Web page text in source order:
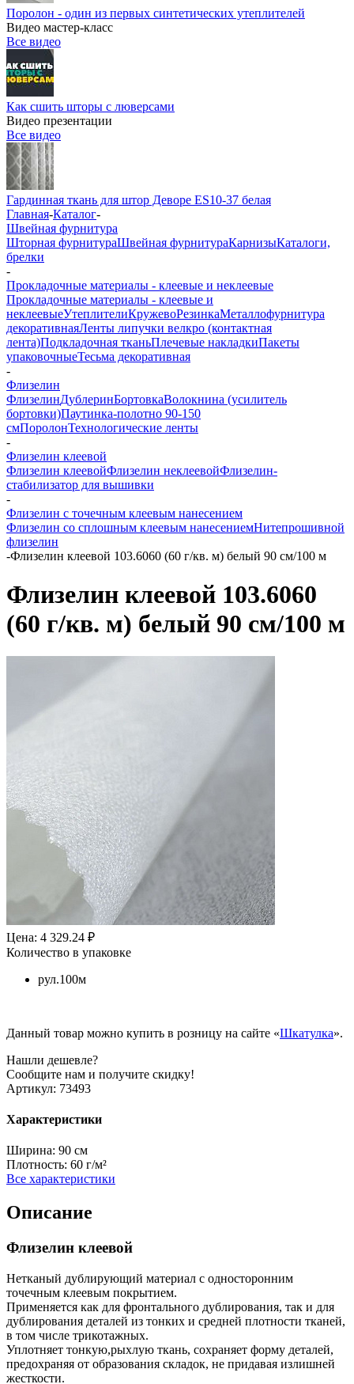
Поролон - один из первых синтетических утеплителей
Видео мастер-класс
Все видео
Как сшить шторы с люверсами
Видео презентации
Все видео
Гардинная ткань для штор Деворе ES10-37 белая
Главная-Каталог-
Швейная фурнитура
Шторная фурнитураШвейная фурнитураКарнизыКаталоги,
брелки
-
Прокладочные материалы - клеевые и неклеевые
Прокладочные материалы - клеевые и
неклеевыеУтеплителиКружевоРезинкаМеталлофурнитура
декоративнаяЛенты липучки велкро (контактная
лента)Подкладочная тканьПлечевые накладкиПакеты
упаковочныеТесьма декоративная
-
Флизелин
ФлизелинДублеринБортовкаВолокнина (усилитель
бортовки)Паутинка-полотно 90-150
смПоролонТехнологические ленты
-
Флизелин клеевой
Флизелин клеевойФлизелин неклеевойФлизелин-
стабилизатор для вышивки
-
Флизелин с точечным клеевым нанесением
Флизелин со сплошным клеевым нанесениемНитепрошивной
флизелин
-Флизелин клеевой 103.6060 (60 г/кв. м) белый 90 см/100 м
Флизелин клеевой 103.6060
(60 г/кв. м) белый 90 см/100 м
Цена: 4 329.24 ₽
Количество в упаковке
рул.100м
Данный товар можно купить в розницу на сайте «Шкатулка».
Нашли дешевле?
Сообщите нам и получите скидку!
Артикул: 73493
Характеристики
Ширина: 90 см
Плотность: 60 г/м²
Все характеристики
Описание
Флизелин клеевой
Нетканый дублирующий материал с односторонним
точечным клеевым покрытием.
Применяется как для фронтального дублирования, так и для
дублирования деталей из тонких и средней плотности тканей,
в том числе трикотажных.
Уплотняет тонкую,рыхлую ткань, сохраняет форму деталей,
предохраняя от образования складок, не придавая излишней
жесткости.